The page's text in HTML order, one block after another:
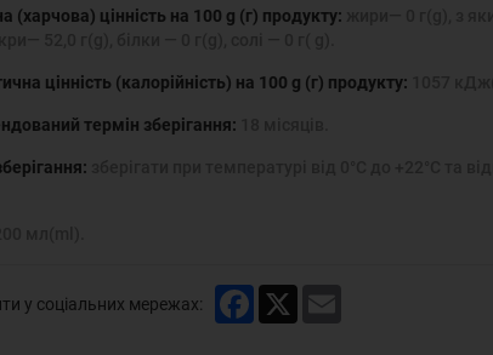
(харчова) цінність на 100 g (г) продукту:
цінність (калорійність) на 100 g (г) продукту:
термін зберігання:
у соціальних мережах: Facebook